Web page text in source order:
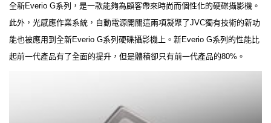
全新Everio G系列，是一款能夠為顧客帶來時尚而個性化的硬碟攝影機。
此外，光感應作業系統，自動電源開關這兩項凝聚了JVC獨有技術的新功
能也被應用到全新Everio G系列硬碟攝影機上。新Everio G系列的性能比
起前一代產品有了全面的提升，但是體積卻只有前一代產品的80%。